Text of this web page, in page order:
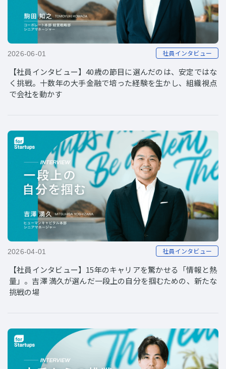
2026-06-01 社員インタビュー
【社員インタビュー】40歳の節目に選んだのは、安定ではな
く挑戦。十数年の大手金融で培った経験を生かし、組織視点
で会社を動かす
2026-04-01 社員インタビュー
【社員インタビュー】15年のキャリアを驚かせる「情報と熱
量」。吉澤 満久が選んだ一段上の自分を掴むための、新たな
挑戦の場